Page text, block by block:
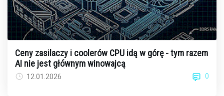
Ceny zasilaczy i coolerów CPU idą w górę - tym razem
AI nie jest głównym winowajcą
12.01.2026 0